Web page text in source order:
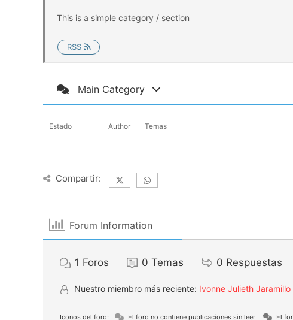
This is a simple category / section
RSS
Main Category
Estado Author Temas
Compartir:
Forum Information
1 Foros 0 Temas 0 Respuestas
Nuestro miembro más reciente: Ivonne Julieth Jaramillo
Iconos del foro: El foro no contiene publicaciones sin leer El